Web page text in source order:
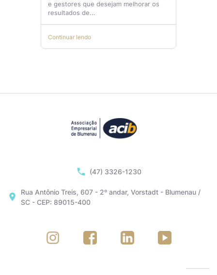
e gestores que desejam melhorar os
resultados de...
Continuar lendo
(47) 3326-1230
Rua Antônio Treis, 607 - 2º andar, Vorstadt - Blumenau /
SC - CEP: 89015-400